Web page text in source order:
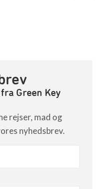
Green Key
rejser, mad og
nyhedsbrev.